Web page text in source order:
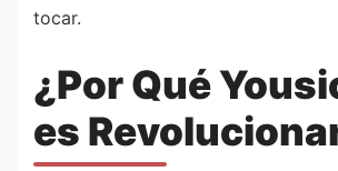
tocar.
¿Por Qué
es